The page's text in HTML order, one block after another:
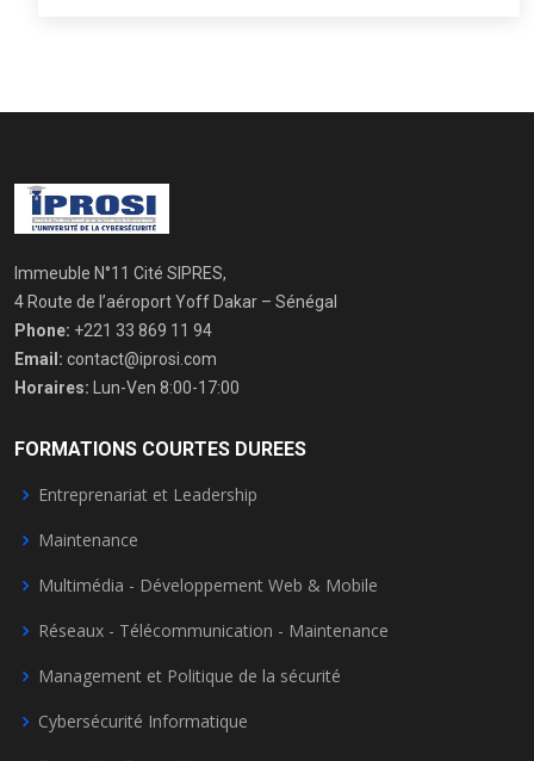
Immeuble N°11 Cité SIPRES,
4 Route de l’aéroport Yoff Dakar – Sénégal
Phone: +221 33 869 11 94
Email: contact@iprosi.com
Horaires: Lun-Ven 8:00-17:00
FORMATIONS COURTES DUREES
Entreprenariat et Leadership
Maintenance
Multimédia - Développement Web & Mobile
Réseaux - Télécommunication - Maintenance
Management et Politique de la sécurité
Cybersécurité Informatique